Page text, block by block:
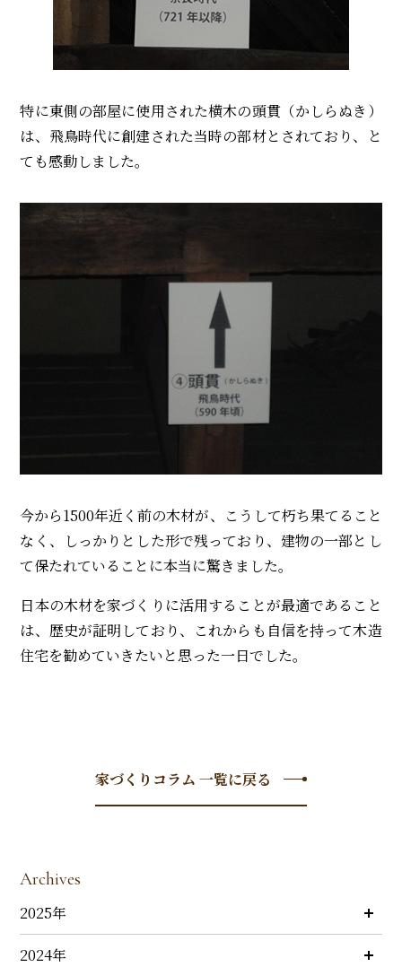
特に東側の部屋に使用された横木の頭貫（かしらぬき）
は、飛鳥時代に創建された当時の部材とされており、と
ても感動しました。
今から1500年近く前の木材が、こうして朽ち果てること
なく、しっかりとした形で残っており、建物の一部とし
て保たれていることに本当に驚きました。
日本の木材を家づくりに活用することが最適であること
は、歴史が証明しており、これからも自信を持って木造
住宅を勧めていきたいと思った一日でした。
家づくりコラム 一覧に戻る
Archives
2025年
2024年